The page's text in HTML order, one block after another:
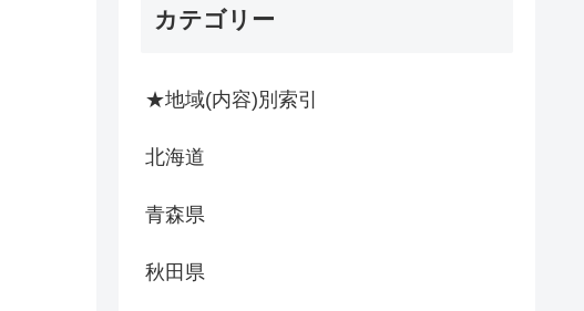
カテゴリー
★地域(内容)別索引
北海道
青森県
秋田県